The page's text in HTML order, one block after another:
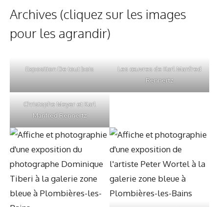
Archives (cliquez sur les images
pour les agrandir)
Exposition De tout bois
Les œuvres de Karl Manfred
Rennertz
Christophe Meyer et Karl
Manfred Rennertz